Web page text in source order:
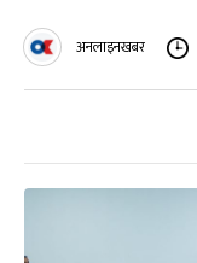
अनलाइनखबर